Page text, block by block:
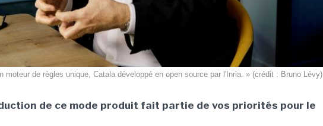
moteur de règles unique, Catala développé en open source par l'Inria. » (crédit : Bruno Lévy)
de ce mode produit fait partie de vos priorités pour le